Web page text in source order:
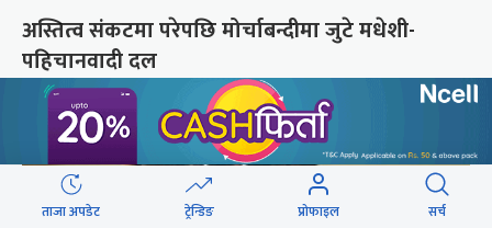
अस्तित्व संकटमा परेपछि मोर्चाबन्दीमा जुटे मधेशी-
पहिचानवादी दल
ताजा अपडेट ट्रेन्डिङ प्रोफाइल सर्च